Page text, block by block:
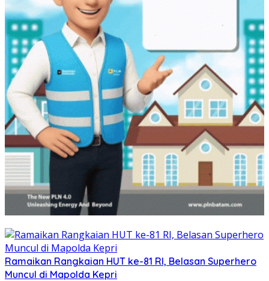
Ramaikan Rangkaian HUT ke-81 RI, Belasan Superhero
Muncul di Mapolda Kepri